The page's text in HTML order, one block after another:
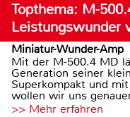
Topthema: M-
Leistungswunder
Miniatur-Wunder-Amp
Mit der M-500.4 MD
Generation seiner
Superkompakt und
wollen wir uns
>> Mehr erfahren